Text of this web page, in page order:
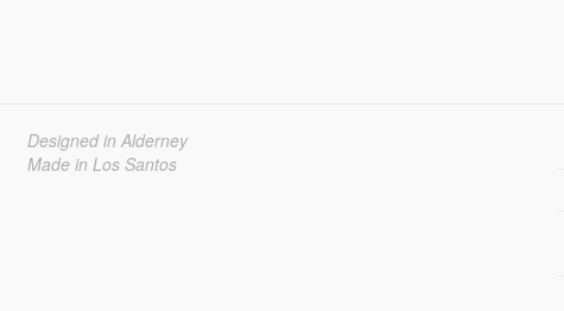
Designed in Alderney
Made in Los Santos